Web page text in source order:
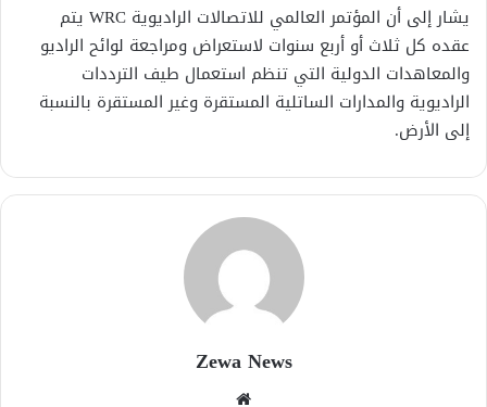
يشار إلى أن‎ ‎المؤتمر العالمي للاتصالات الراديوية‎ WRC ‎يتم
عقده كل ثلاث أو أربع سنوات لاستعراض ومراجعة لوائح الراديو
والمعاهدات الدولية التي تنظم استعمال طيف الترددات
الراديوية والمدارات الساتلية ‏المستقرة وغير المستقرة بالنسبة
إلى الأرض.
Zewa News